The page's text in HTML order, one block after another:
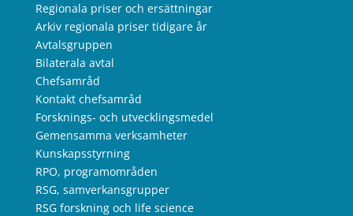
Regionala priser och ersättningar
Arkiv regionala priser tidigare år
Avtalsgruppen
Bilaterala avtal
Chefsamråd
Kontakt chefsamråd
Forsknings- och utvecklingsmedel
Gemensamma verksamheter
Kunskapsstyrning
RPO, programområden
RSG, samverkansgrupper
RSG forskning och life science